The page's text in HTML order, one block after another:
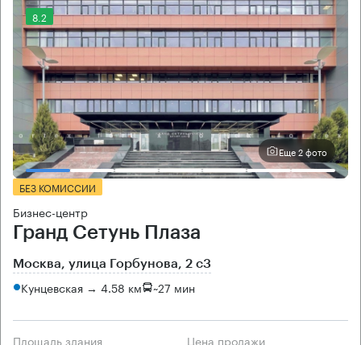
8.2
Еще 2 фото
БЕЗ КОМИССИИ
Бизнес-центр
Гранд Сетунь Плаза
Москва, улица Горбунова, 2 с3
Кунцевская → 4.58 км ~27 мин
Площадь здания Цена продажи